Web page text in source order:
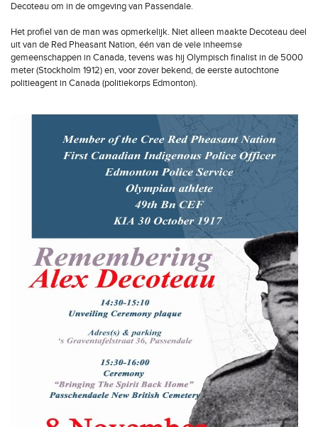
Decoteau om in de omgeving van Passendale.
Het profiel van de man was opmerkelijk. Niet alleen maakte Decoteau deel
uit van de Red Pheasant Nation, één van de vele inheemse
gemeenschappen in Canada, tevens was hij Olympisch finalist in de 5000
meter (Stockholm 1912) en, voor zover bekend, de eerste autochtone
politieagent in Canada (politiekorps Edmonton).